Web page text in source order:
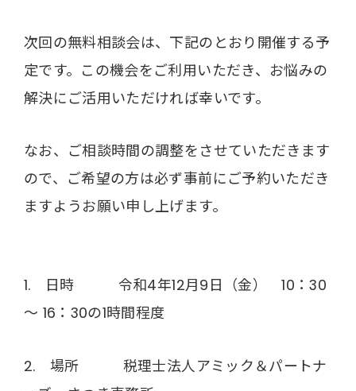
次回の無料相談会は、下記のとおり開催する予
定です。この機会をご利用いただき、お悩みの
解決にご活用いただければ幸いです。
なお、ご相談時間の調整をさせていただきます
ので、ご希望の方は必ず事前にご予約いただき
ますようお願い申し上げます。
1. 日時 令和4年12月9日（金） 10：30
～ 16：30の1時間程度
2. 場所 税理士法人アミック＆パートナ